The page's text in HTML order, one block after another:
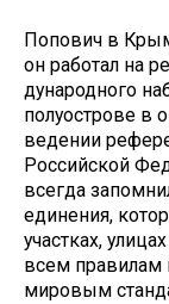
Попович в
он работал на
дународного
полуострове
ведении
Российской
всегда
единения,
участках,
всем правилам
мировым